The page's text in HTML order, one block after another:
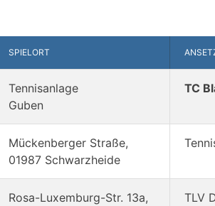
SPIELORT
Tennisanlage
Guben
TC
Mückenberger Straße,
01987 Schwarzheide
Rosa-Luxemburg-Str. 13a,
TLV